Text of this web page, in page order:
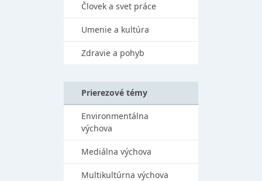
Človek a svet práce
Umenie a kultúra
Zdravie a pohyb
Prierezové témy
Environmentálna
výchova
Mediálna výchova
Multikultúrna výchova